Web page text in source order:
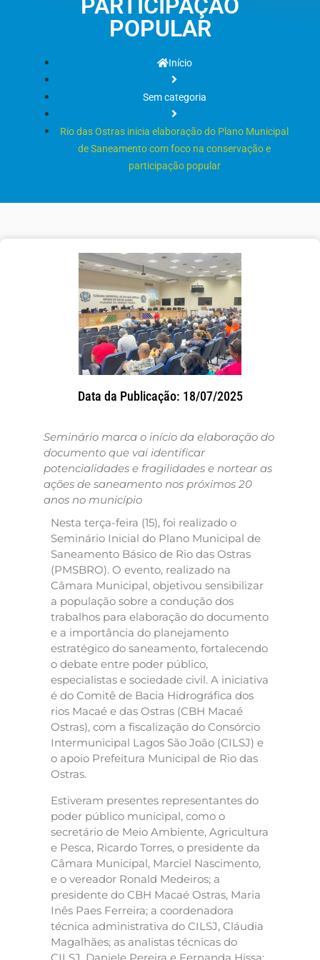
PARTICIPAÇÃO
POPULAR
Início
Sem categoria
Rio das Ostras inicia elaboração do Plano Municipal
de Saneamento com foco na conservação e
participação popular
Data da Publicação: 18/07/2025
Seminário marca o início da elaboração do
documento que vai identificar
potencialidades e fragilidades e nortear as
ações de saneamento nos próximos 20
anos no município
Nesta terça-feira (15), foi realizado o
Seminário Inicial do Plano Municipal de
Saneamento Básico de Rio das Ostras
(PMSBRO). O evento, realizado na
Câmara Municipal, objetivou sensibilizar
a população sobre a condução dos
trabalhos para elaboração do documento
e a importância do planejamento
estratégico do saneamento, fortalecendo
o debate entre poder público,
especialistas e sociedade civil. A iniciativa
é do Comitê de Bacia Hidrográfica dos
rios Macaé e das Ostras (CBH Macaé
Ostras), com a fiscalização do Consórcio
Intermunicipal Lagos São João (CILSJ) e
o apoio Prefeitura Municipal de Rio das
Ostras.
Estiveram presentes representantes do
poder público municipal, como o
secretário de Meio Ambiente, Agricultura
e Pesca, Ricardo Torres, o presidente da
Câmara Municipal, Marciel Nascimento,
e o vereador Ronald Medeiros; a
presidente do CBH Macaé Ostras, Maria
Inês Paes Ferreira; a coordenadora
técnica administrativa do CILSJ, Cláudia
Magalhães; as analistas técnicas do
CILSJ, Daniele Pereira e Fernanda Hissa;